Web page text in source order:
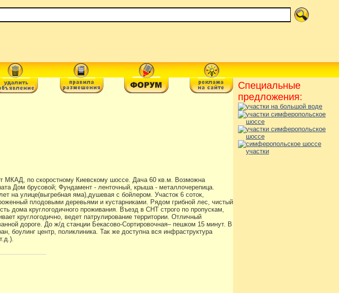
по скоростному Киевскому шоссе. Дача 60 кв.м. Возможна
Дом брусовой; Фундамент - ленточный, крыша - металлочерепица.
на улице(выгребная яма),душевая с бойлером. Участок 6 соток,
плодовыми деревьями и кустарниками. Рядом грибной лес, чистый
дома круглогодичного проживания. Въезд в СНТ строго по пропускам,
круглогодично, ведет патрулирование территории. Отличный
дороге. До ж/д станции Бекасово-Сортировочная– пешком 15 минут. В
боулинг центр, поликлиника. Так же доступна вся инфраструктура
Специальные
предложения: